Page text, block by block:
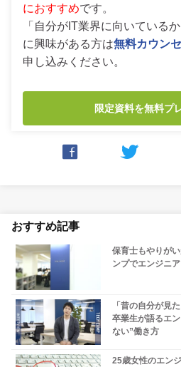
におすすめです。
「自分がIT業界に向いている
に興味がある方は無料カウン
申し込みください。
限定資料を無料プ
 
おすすめ記事
保育士もやりが
ンプでエンジニ
「昔の自分が見
卒業生が語るエ
ない”働き方
25歳女性のエン